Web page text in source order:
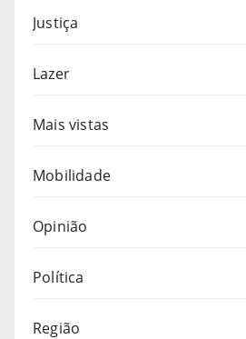
Justiça
Lazer
Mais vistas
Mobilidade
Opinião
Política
Região